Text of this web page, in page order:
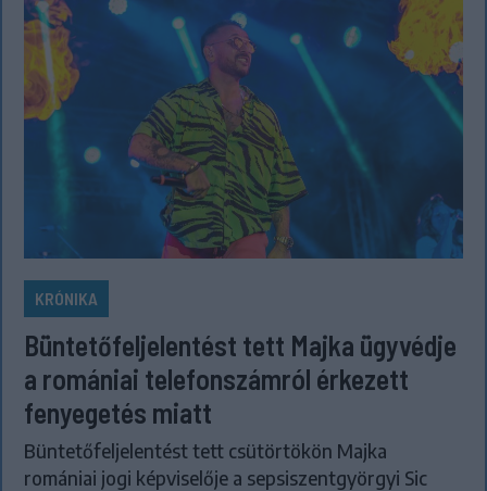
KRÓNIKA
Büntetőfeljelentést tett Majka ügyvédje
a romániai telefonszámról érkezett
fenyegetés miatt
Büntetőfeljelentést tett csütörtökön Majka
romániai jogi képviselője a sepsiszentgyörgyi Sic